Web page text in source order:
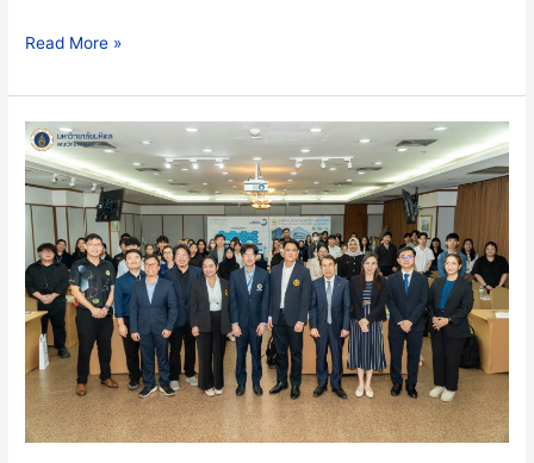
สากล
สร้าง
ฐาน
ความ
เป็น
เลิศ
ด้าน
การ
ค้นหา
และ
พัฒนา
ยา
Read More »
หน่วย
เครื่อง
มือ
กลาง
คณะ
วิทยาศาสตร์
ม.มหิดล
สมาคม
จุลทรรศน์
แห่ง
ประเทศ